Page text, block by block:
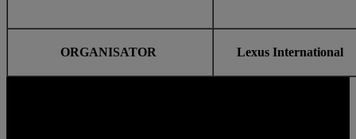
ORGANISATOR Lexus International